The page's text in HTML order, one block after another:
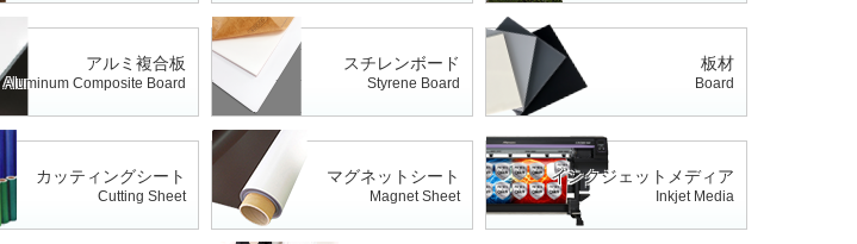
アルミ複合板
Aluminum Composite Board
スチレンボード
Styrene Board
板材
Board
カッティングシート
Cutting Sheet
マグネットシート
Magnet Sheet
インクジェットメディア
Inkjet Media